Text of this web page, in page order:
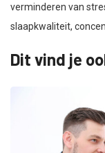
verminderen van
slaapkwaliteit,
Dit vind je